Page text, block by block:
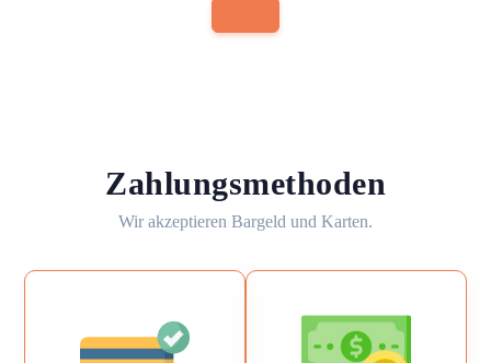
Zahlungsmethoden
Wir akzeptieren Bargeld und Karten.